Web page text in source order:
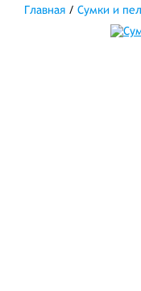
Главная / Сумки и